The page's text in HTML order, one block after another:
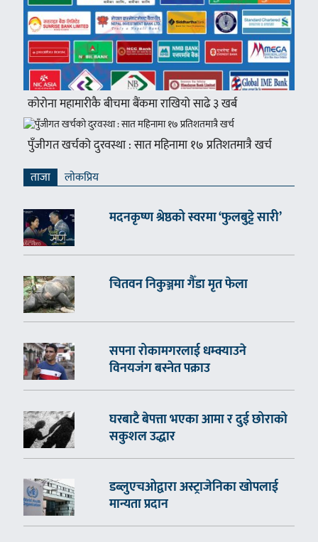
कोरोना महामारीकै बीचमा बैंकमा राखियो साढे ३ खर्ब
पुँजीगत खर्चको दुरवस्था : सात महिनामा १७ प्रतिशतमात्रै खर्च
ताजा लाेकप्रिय
मदनकृष्ण श्रेष्ठको स्वरमा ‘फुलबुट्टे सारी’
चितवन निकुञ्जमा गैँडा मृत फेला
सपना रोकामगरलाई धम्क्याउने
विनयजंग बस्नेत पक्राउ
घरबाटै बेपत्ता भएका आमा र दुई छोराको
सकुशल उद्धार
डब्लुएचओद्वारा अस्ट्राजेनिका खोपलाई
मान्यता प्रदान